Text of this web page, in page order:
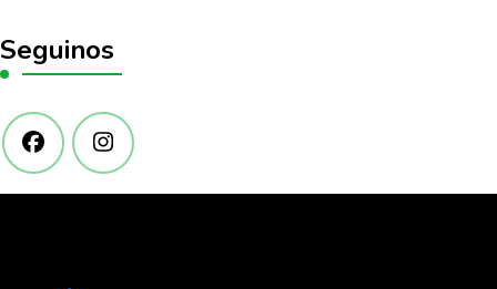
Seguinos